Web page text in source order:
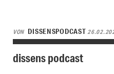
VON DISSENSPODCAST
dissens podcast